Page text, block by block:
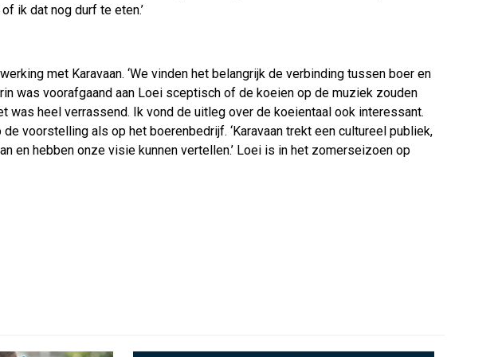
ik dat nog durf te eten.’
met Karavaan. ‘We vinden het belangrijk de verbinding tussen boer en
was voorafgaand aan Loei sceptisch of de koeien op de muziek zouden
was heel verrassend. Ik vond de uitleg over de koeientaal ook interessant.
voorstelling als op het boerenbedrijf. ‘Karavaan trekt een cultureel publiek,
en hebben onze visie kunnen vertellen.’ Loei is in het zomerseizoen op